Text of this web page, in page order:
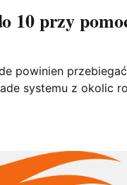
10 przy
powinien przebiegać
systemu z okolic